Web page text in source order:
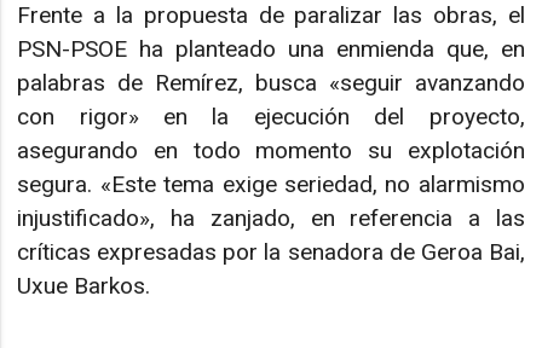
Frente a la propuesta de paralizar las obras, el
PSN-PSOE ha planteado una enmienda que, en
palabras de Remírez, busca «seguir avanzando
con rigor» en la ejecución del proyecto,
asegurando en todo momento su explotación
segura. «Este tema exige seriedad, no alarmismo
injustificado», ha zanjado, en referencia a las
críticas expresadas por la senadora de Geroa Bai,
Uxue Barkos.